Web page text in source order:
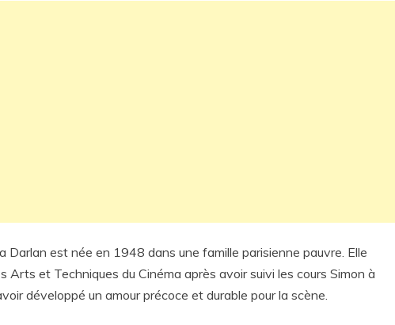
Darlan est née en 1948 dans une famille parisienne pauvre. Elle
Arts et Techniques du Cinéma après avoir suivi les cours Simon à
développé un amour précoce et durable pour la scène.